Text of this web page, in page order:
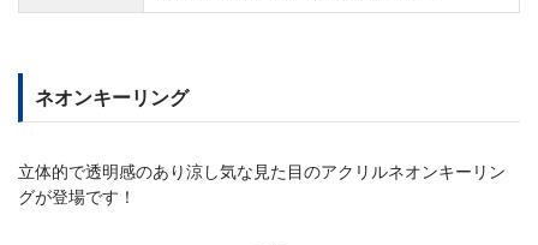
ネオンキーリング
立体的で透明感のあり涼し気な見た目のアクリルネオンキーリン
グが登場です！